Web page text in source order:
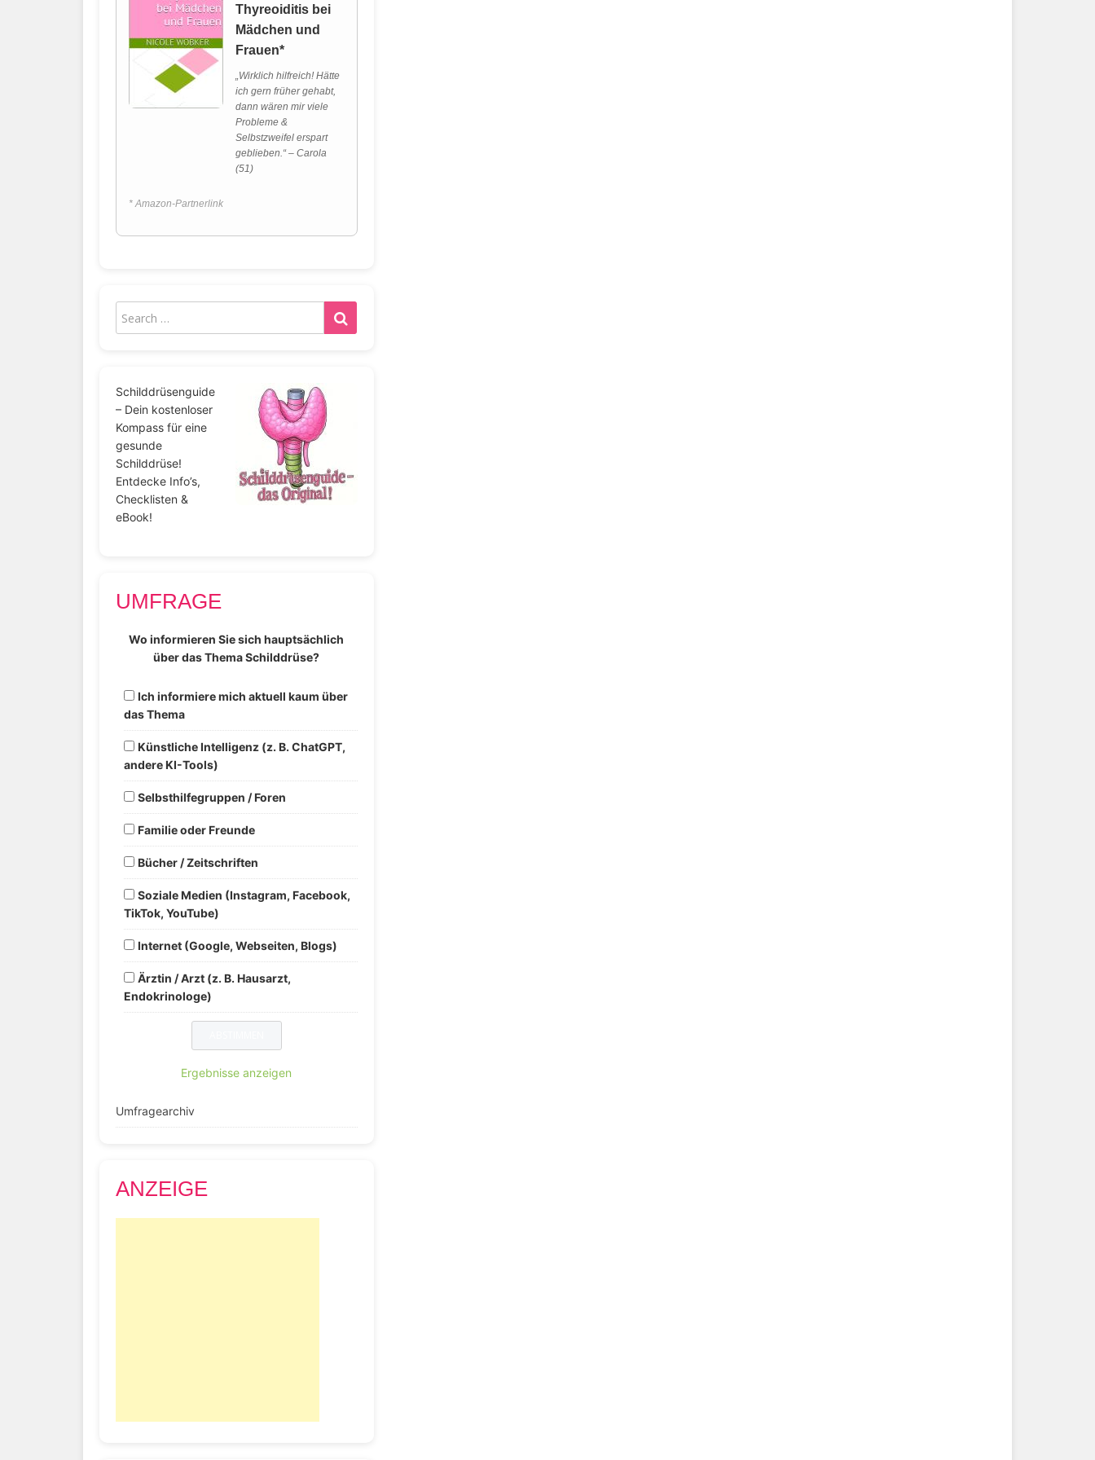
Thyreoiditis bei
Mädchen und
Frauen*
„Wirklich hilfreich! Hätte
ich gern früher gehabt,
dann wären mir viele
Probleme &
Selbstzweifel erspart
geblieben.“ – Carola
(51)
* Amazon-Partnerlink
Schilddrüsenguide
– Dein kostenloser
Kompass für eine
gesunde
Schilddrüse!
Entdecke Info’s,
Checklisten &
eBook!
UMFRAGE
Wo informieren Sie sich hauptsächlich
über das Thema Schilddrüse?
Ich informiere mich aktuell kaum über
das Thema
Künstliche Intelligenz (z. B. ChatGPT,
andere KI-Tools)
Selbsthilfegruppen / Foren
Familie oder Freunde
Bücher / Zeitschriften
Soziale Medien (Instagram, Facebook,
TikTok, YouTube)
Internet (Google, Webseiten, Blogs)
Ärztin / Arzt (z. B. Hausarzt,
Endokrinologe)
Ergebnisse anzeigen
Umfragearchiv
ANZEIGE